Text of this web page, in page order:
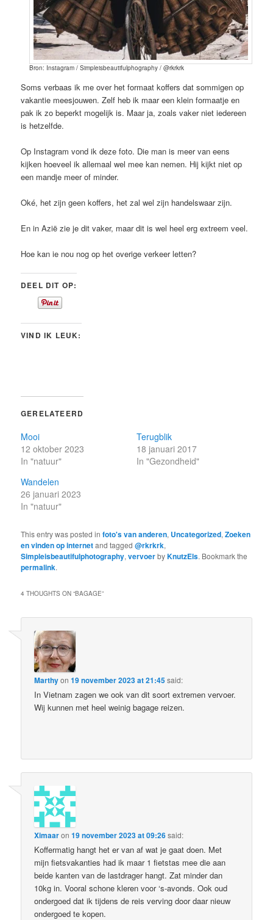
Bron: Instagram / Simpleisbeautifulphography / @rkrkrk
Soms verbaas ik me over het formaat koffers dat sommigen op
vakantie meesjouwen. Zelf heb ik maar een klein formaatje en
pak ik zo beperkt mogelijk is. Maar ja, zoals vaker niet iedereen
is hetzelfde.
Op Instagram vond ik deze foto. Die man is meer van eens
kijken hoeveel ik allemaal wel mee kan nemen. Hij kijkt niet op
een mandje meer of minder.
Oké, het zijn geen koffers, het zal wel zijn handelswaar zijn.
En in Azië zie je dit vaker, maar dit is wel heel erg extreem veel.
Hoe kan ie nou nog op het overige verkeer letten?
DEEL DIT OP:
VIND IK LEUK:
GERELATEERD
Mooi
12 oktober 2023
In "natuur"
Terugblik
18 januari 2017
In "Gezondheid"
Wandelen
26 januari 2023
In "natuur"
This entry was posted infoto's van anderen, Uncategorized,Zoeken
en vinden op internetand tagged@rkrkrk,
Simpleisbeautifulphotography,vervoerbyKnutzEls. Bookmark the
permalink.
4 THOUGHTS ON “BAGAGE”
Marthyon19 november 2023 at 21:45said:
In Vietnam zagen we ook van dit soort extremen vervoer.
Wij kunnen met heel weinig bagage reizen.
Ximaaron19 november 2023 at 09:26said:
Koffermatig hangt het er van af wat je gaat doen. Met
mijn fietsvakanties had ik maar 1 fietstas mee die aan
beide kanten van de lastdrager hangt. Zat minder dan
10kg in. Vooral schone kleren voor ‘s-avonds. Ook oud
ondergoed dat ik tijdens de reis verving door daar nieuw
ondergoed te kopen.